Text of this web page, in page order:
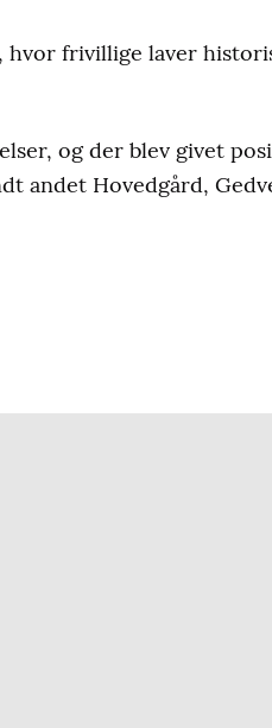
hvor frivillige laver
og der blev givet
andet Hovedgård,